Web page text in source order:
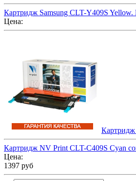
Картридж Samsung CLT-Y409S Yellow.
Цена:
Картридж
Картридж NV Print CLT-C409S Cyan
Цена:
1397 руб